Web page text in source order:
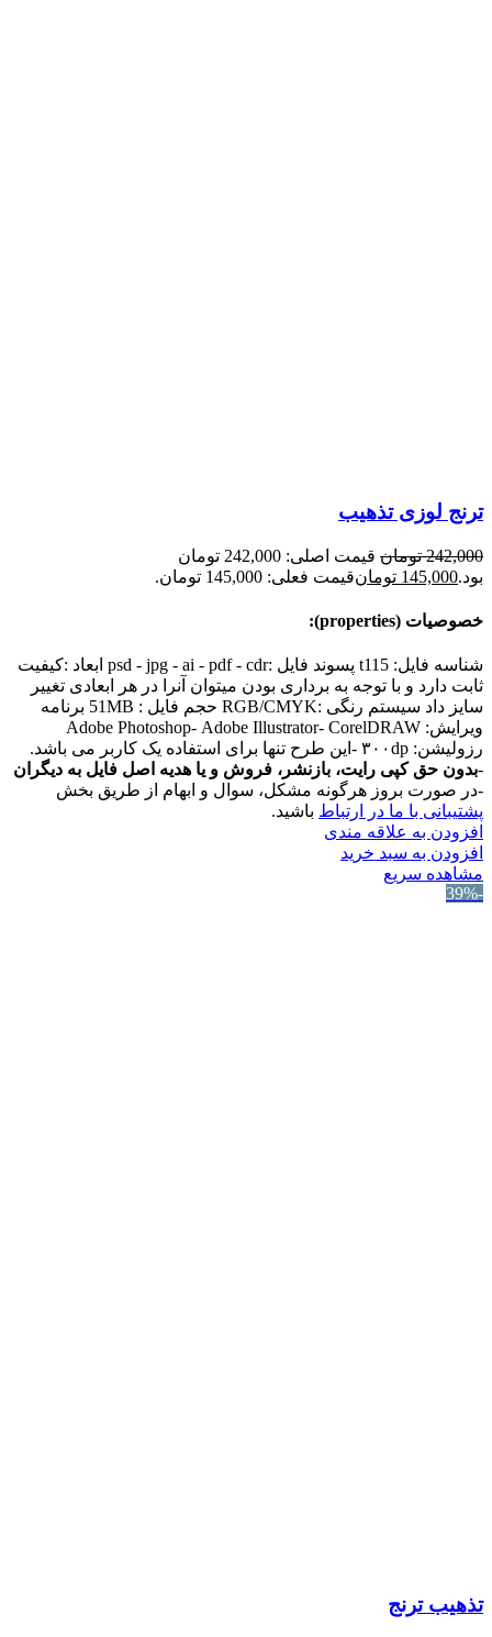
ترنج لوزی تذهیب
242,000 تومان
قیمت اصلی: 242,000 تومان
بود.145,000 تومانقیمت فعلی: 145,000 تومان.
خصوصیات (properties):
شناسه فایل: t115 پسوند فایل :psd - jpg - ai - pdf - cdr ابعاد :کیفیت
ثابت دارد و با توجه به برداری بودن میتوان آنرا در هر ابعادی تغییر
سایز داد سیستم رنگی :RGB/CMYK حجم فایل : 51MB برنامه
ویرایش: Adobe Photoshop- Adobe Illustrator- CorelDRAW
رزولیشن: ۳۰۰dp -این طرح تنها برای استفاده یک کاربر می باشد.
-بدون حق کپی رایت، بازنشر، فروش و یا هدیه اصل فایل به دیگران
-در صورت بروز هرگونه مشکل، سوال و ابهام از طریق بخش
پشتیبانی با ما در ارتباط باشید.
افزودن به علاقه مندی
افزودن به سبد خرید
مشاهده سریع
-39%
تذهیب ترنج